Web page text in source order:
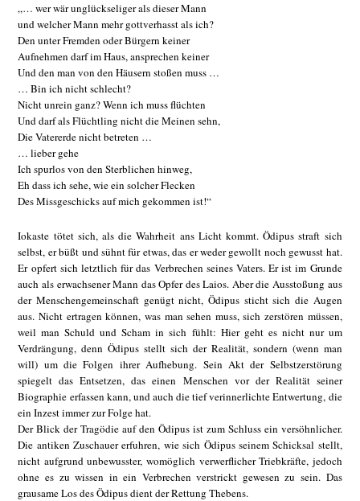
„… wer wär unglückseliger als dieser Mann
und welcher Mann mehr gottverhasst als ich?
Den unter Fremden oder Bürgern keiner
Aufnehmen darf im Haus, ansprechen keiner
Und den man von den Häusern stoßen muss …
… Bin ich nicht schlecht?
Nicht unrein ganz? Wenn ich muss flüchten
Und darf als Flüchtling nicht die Meinen sehn,
Die Vatererde nicht betreten …
… lieber gehe
Ich spurlos von den Sterblichen hinweg,
Eh dass ich sehe, wie ein solcher Flecken
Des Missgeschicks auf mich gekommen ist!“
Iokaste tötet sich, als die Wahrheit ans Licht kommt. Ödipus straft sich
selbst, er büßt und sühnt für etwas, das er weder gewollt noch gewusst hat.
Er opfert sich letztlich für das Verbrechen seines Vaters. Er ist im Grunde
auch als erwachsener Mann das Opfer des Laios. Aber die Ausstoßung aus
der Menschengemeinschaft genügt nicht, Ödipus sticht sich die Augen
aus. Nicht ertragen können, was man sehen muss, sich zerstören müssen,
weil man Schuld und Scham in sich fühlt: Hier geht es nicht nur um
Verdrängung, denn Ödipus stellt sich der Realität, sondern (wenn man
will) um die Folgen ihrer Aufhebung. Sein Akt der Selbstzerstörung
spiegelt das Entsetzen, das einen Menschen vor der Realität seiner
Biographie erfassen kann, und auch die tief verinnerlichte Entwertung, die
ein Inzest immer zur Folge hat.
Der Blick der Tragödie auf den Ödipus ist zum Schluss ein versöhnlicher.
Die antiken Zuschauer erfuhren, wie sich Ödipus seinem Schicksal stellt,
nicht aufgrund unbewusster, womöglich verwerflicher Triebkräfte, jedoch
ohne es zu wissen in ein Verbrechen verstrickt gewesen zu sein. Das
grausame Los des Ödipus dient der Rettung Thebens.